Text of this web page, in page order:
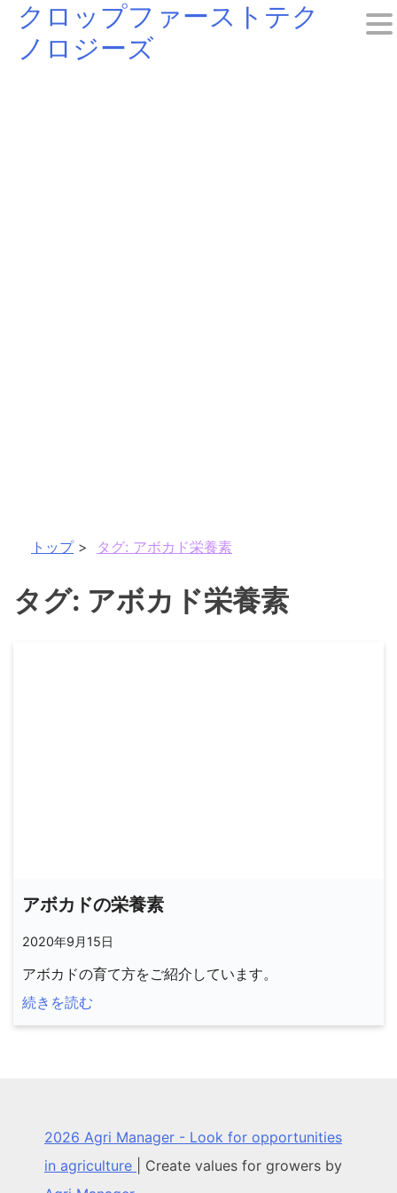
Skipクロップファーストテク
ノロジーズ
トップ タグ: アボカド栄養素
タグ: アボカド栄養素
アボカドの栄養素
2020年9月15日
アボカドの育て方をご紹介しています。
続きを読む
2026 Agri Manager - Look for opportunities
in agriculture
Create values for growers by